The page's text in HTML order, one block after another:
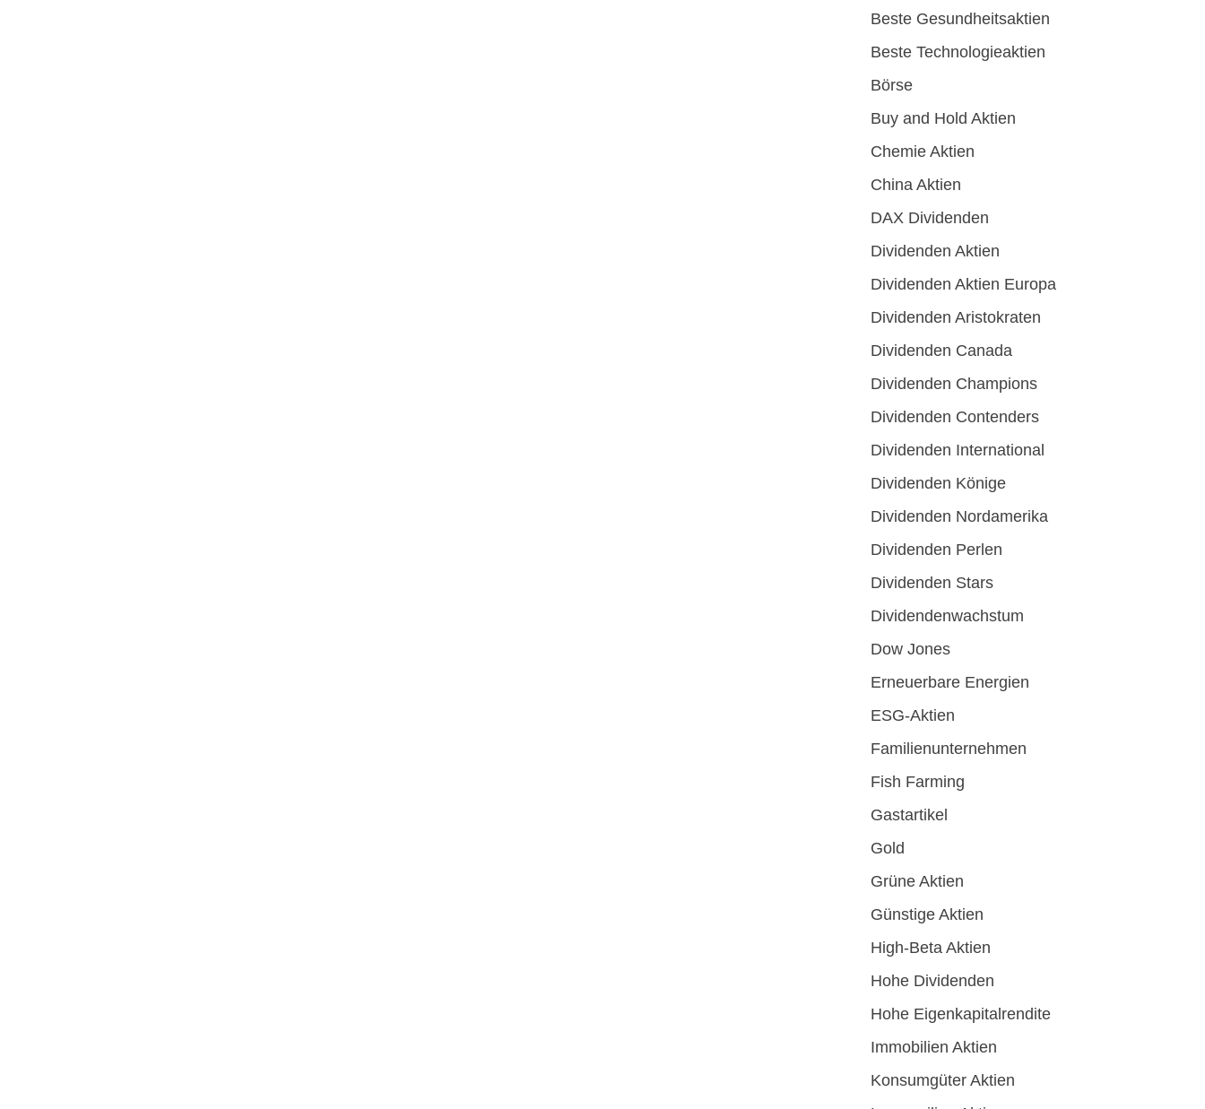
Beste Gesundheitsaktien
Beste Technologieaktien
Börse
Buy and Hold Aktien
Chemie Aktien
China Aktien
DAX Dividenden
Dividenden Aktien
Dividenden Aktien Europa
Dividenden Aristokraten
Dividenden Canada
Dividenden Champions
Dividenden Contenders
Dividenden International
Dividenden Könige
Dividenden Nordamerika
Dividenden Perlen
Dividenden Stars
Dividendenwachstum
Dow Jones
Erneuerbare Energien
ESG-Aktien
Familienunternehmen
Fish Farming
Gastartikel
Gold
Grüne Aktien
Günstige Aktien
High-Beta Aktien
Hohe Dividenden
Hohe Eigenkapitalrendite
Immobilien Aktien
Konsumgüter Aktien